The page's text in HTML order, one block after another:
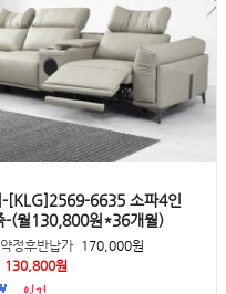
[KLG]2569-6635 소파4인
-(월130,800원*36개월)
정후반납가 170,000원
130,800원